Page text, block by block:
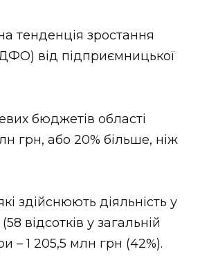
тенденція зростання
від підприємницької
бюджетів області
грн, або 20% більше, ніж
здійснюють діяльність у
відсотків у загальній
– 1 205,5 млн грн (42%).